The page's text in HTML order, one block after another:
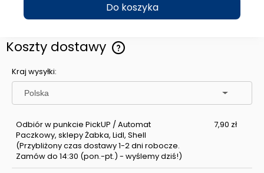
Do koszyka
Koszty dostawy
Kraj wysyłki:
Odbiór w punkcie PickUP / Automat
Paczkowy, sklepy Żabka, Lidl, Shell
(Przybliżony czas dostawy 1-2 dni robocze.
Zamów do 14:30 (pon.-pt.) - wyślemy dziś!)
7,90 zł